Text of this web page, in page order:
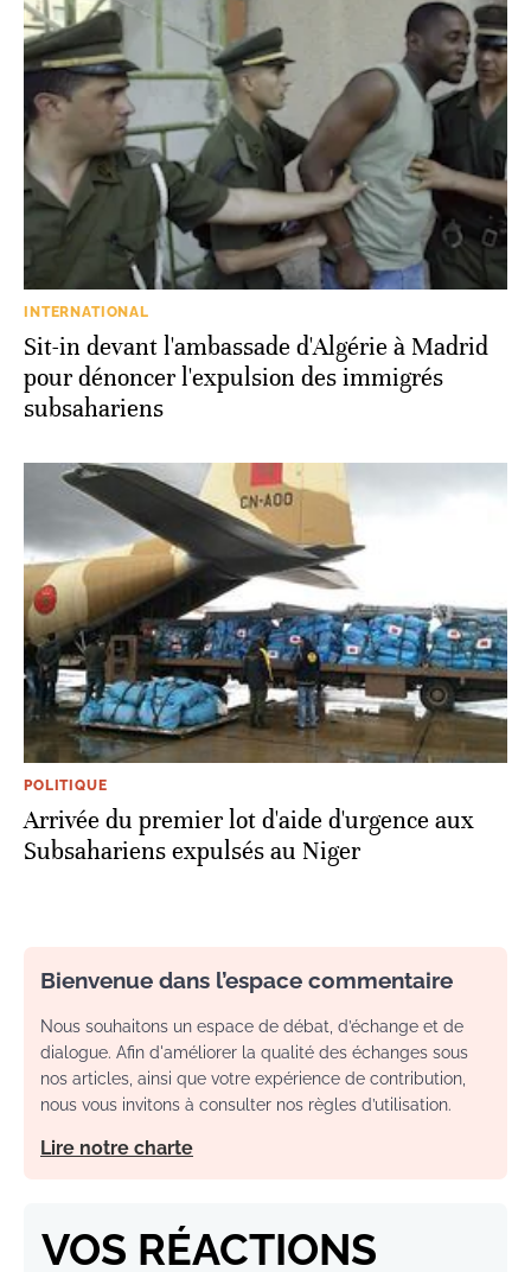
INTERNATIONAL
Sit-in devant l'ambassade d'Algérie à Madrid
pour dénoncer l'expulsion des immigrés
subsahariens
POLITIQUE
Arrivée du premier lot d'aide d'urgence aux
Subsahariens expulsés au Niger
Bienvenue dans l’espace commentaire
Nous souhaitons un espace de débat, d’échange et de
dialogue. Afin d'améliorer la qualité des échanges sous
nos articles, ainsi que votre expérience de contribution,
nous vous invitons à consulter nos règles d’utilisation.
Lire notre charte
VOS RÉACTIONS